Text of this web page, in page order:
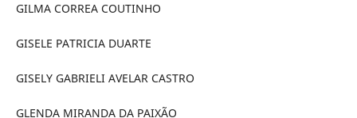
GILMA CORREA COUTINHO
GISELE PATRICIA DUARTE
GISELY GABRIELI AVELAR CASTRO
GLENDA MIRANDA DA PAIXÃO